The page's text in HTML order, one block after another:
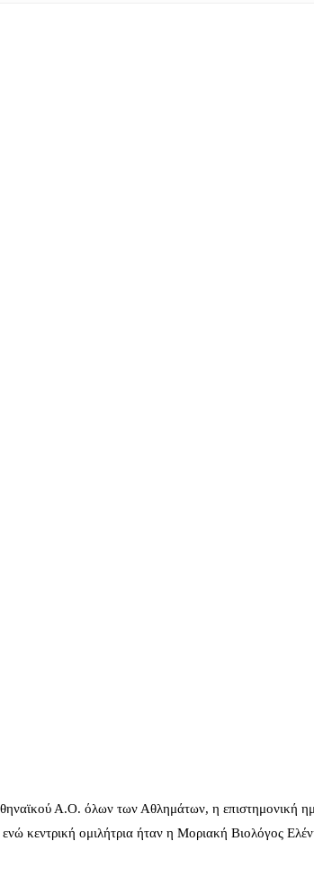
Α.Ο. όλων των Αθλημάτων, η επιστημονική
κεντρική ομιλήτρια ήταν η Μοριακή Βιολόγος